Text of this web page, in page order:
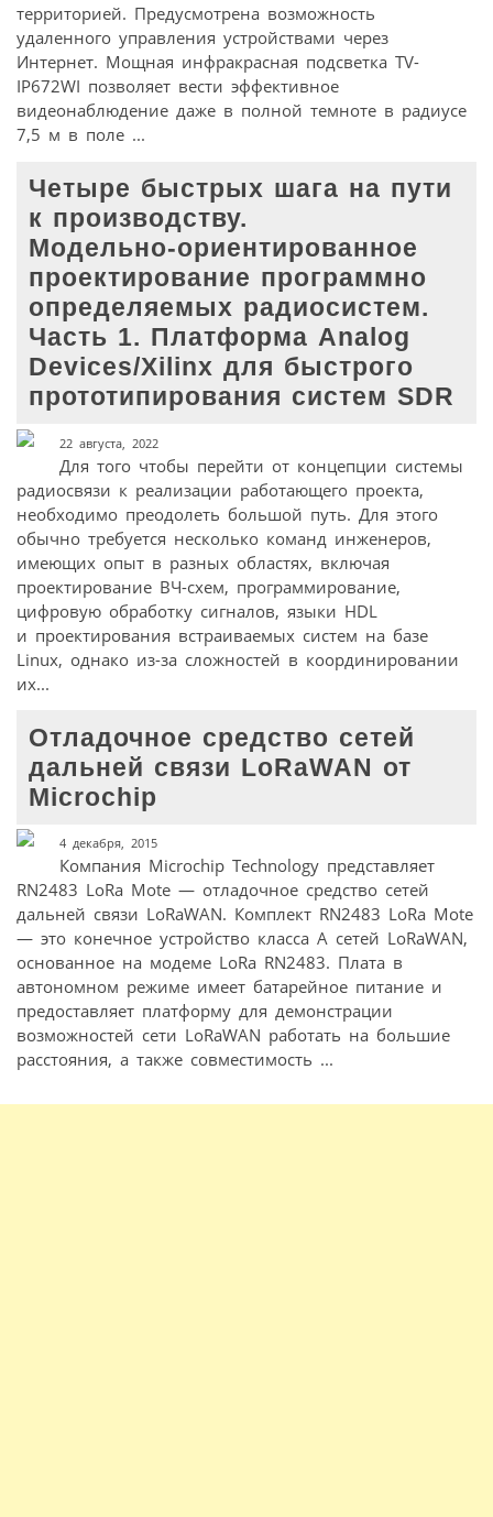
территорией. Предусмотрена возможность
удаленного управления устройствами через
Интернет. Мощная инфракрасная подсветка TV-
IP672WI позволяет вести эффективное
видеонаблюдение даже в полной темноте в радиусе
7,5 м в поле ...
Четыре быстрых шага на пути
к производству.
Модельно-ориентированное
проектирование программно
определяемых радиосистем.
Часть 1. Платформа Analog
Devices/Xilinx для быстрого
прототипирования систем SDR
22 августа, 2022
Для того чтобы перейти от концепции системы
радиосвязи к реализации работающего проекта,
необходимо преодолеть большой путь. Для этого
обычно требуется несколько команд инженеров,
имеющих опыт в разных областях, включая
проектирование ВЧ-схем, программирование,
цифровую обработку сигналов, языки HDL
и проектирования встраиваемых систем на базе
Linux, однако из-за сложностей в координировании
их...
Отладочное средство сетей
дальней связи LoRaWAN от
Microchip
4 декабря, 2015
Компания Microchip Technology представляет
RN2483 LoRa Mote — отладочное средство сетей
дальней связи LoRaWAN. Комплект RN2483 LoRa Mote
— это конечное устройство класса А сетей LoRaWAN,
основанное на модеме LoRa RN2483. Плата в
автономном режиме имеет батарейное питание и
предоставляет платформу для демонстрации
возможностей сети LoRaWAN работать на большие
расстояния, а также совместимость ...